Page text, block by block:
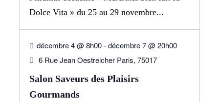
Dolce Vita » du 25 au 29 novembre...
décembre 4 @ 8h00-décembre 7 @ 20h00
6 Rue Jean Oestreicher Paris, 75017
Salon Saveurs des Plaisirs
Gourmands